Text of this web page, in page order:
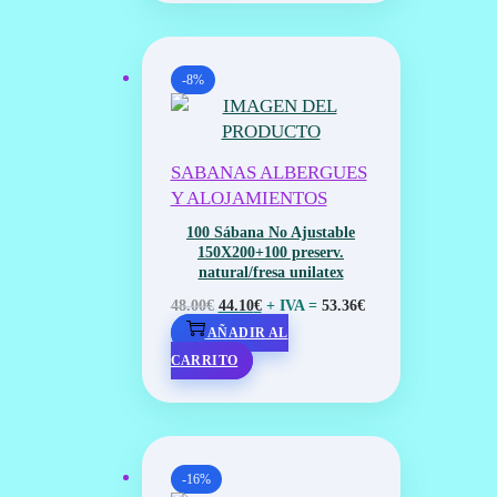
39.90€.23.80€.
-8%
SABANAS ALBERGUES
Y ALOJAMIENTOS
100 Sábana No Ajustable
150X200+100 preserv.
natural/fresa unilatex
48.00€ EL
PRECIO
ORIGINAL
ERA:
48.00€.
44.10€EL
PRECIO
ACTUAL
44.10€.
+ IVA = 53.36€
AÑADIR AL
CARRITO
-16%